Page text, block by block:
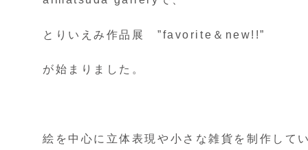
とりいえみ作品展 ”favorite＆new!!”
が始まりました。
絵を中心に立体表現や小さな雑貨を制作して